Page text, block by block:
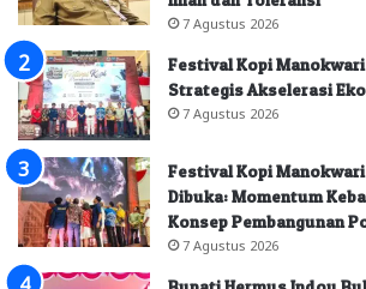
7 Agustus 2026
Festival Kopi
Strategis Akselerasi
7 Agustus 2026
Festival Kopi
Dibuka: Momentum
Konsep Pembangunan
7 Agustus 2026